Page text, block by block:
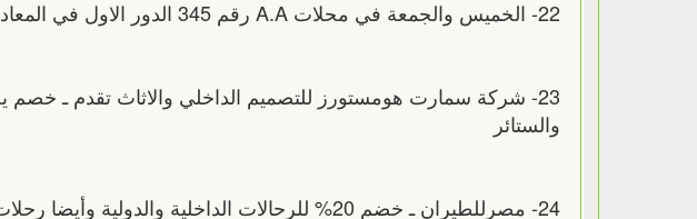
22- الخميس والجمعة في محلات A.A رقم 345 الدور الاول في المعادي جراندمول ـ تخفيض 10% على كل المنتجات الجلدية
والستائر
24- مصرللطيران ـ خضم 20% للرحالات الداخلية